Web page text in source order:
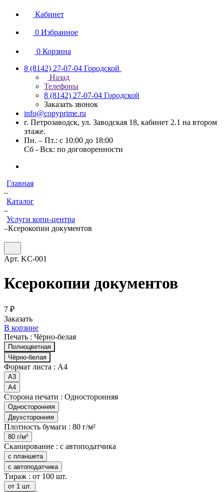
Кабинет
0 Избранное
0 Корзина
8 (8142) 27-07-04 Городской
Назад
Телефоны
8 (8142) 27-07-04 Городской
Заказать звонок
info@copyprime.ru
г. Петрозаводск, ул. Заводская 18, кабинет 2.1 на втором
этаже.
Пн. – Пт.: с 10:00 до 18:00
Сб - Вск: по договоренности
Главная
–
Каталог
–
Услуги копи-центра
–Ксерокопии документов
Арт. KC-001
Ксерокопии документов
7 ₽
Заказать
В корзине
Печать : Чёрно-белая
Полноцветная
Чёрно-белая
Формат листа : А4
А3
А4
Сторона печати : Односторонняя
Односторонняя
Двухсторонняя
Плотность бумаги : 80 г/м²
80 г/м²
Сканирование : с автоподатчика
с планшета
с автоподатчика
Тираж : от 100 шт.
от 1 шт.